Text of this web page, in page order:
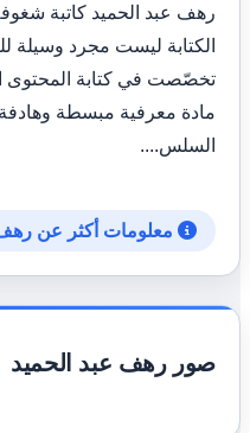
رهف عبد الحميد كاتبة شغوفة
الكتابة ليست مجرد وسيلة
تخصّصت في كتابة المحتوى
مادة معرفية مبسطة وهادفة
السلس....
معلومات أكثر عن رهف
صور رهف عبد الحميد